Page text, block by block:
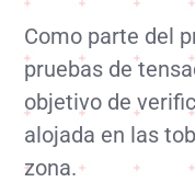
Como parte del
pruebas de
objetivo de
alojada en las
zona.